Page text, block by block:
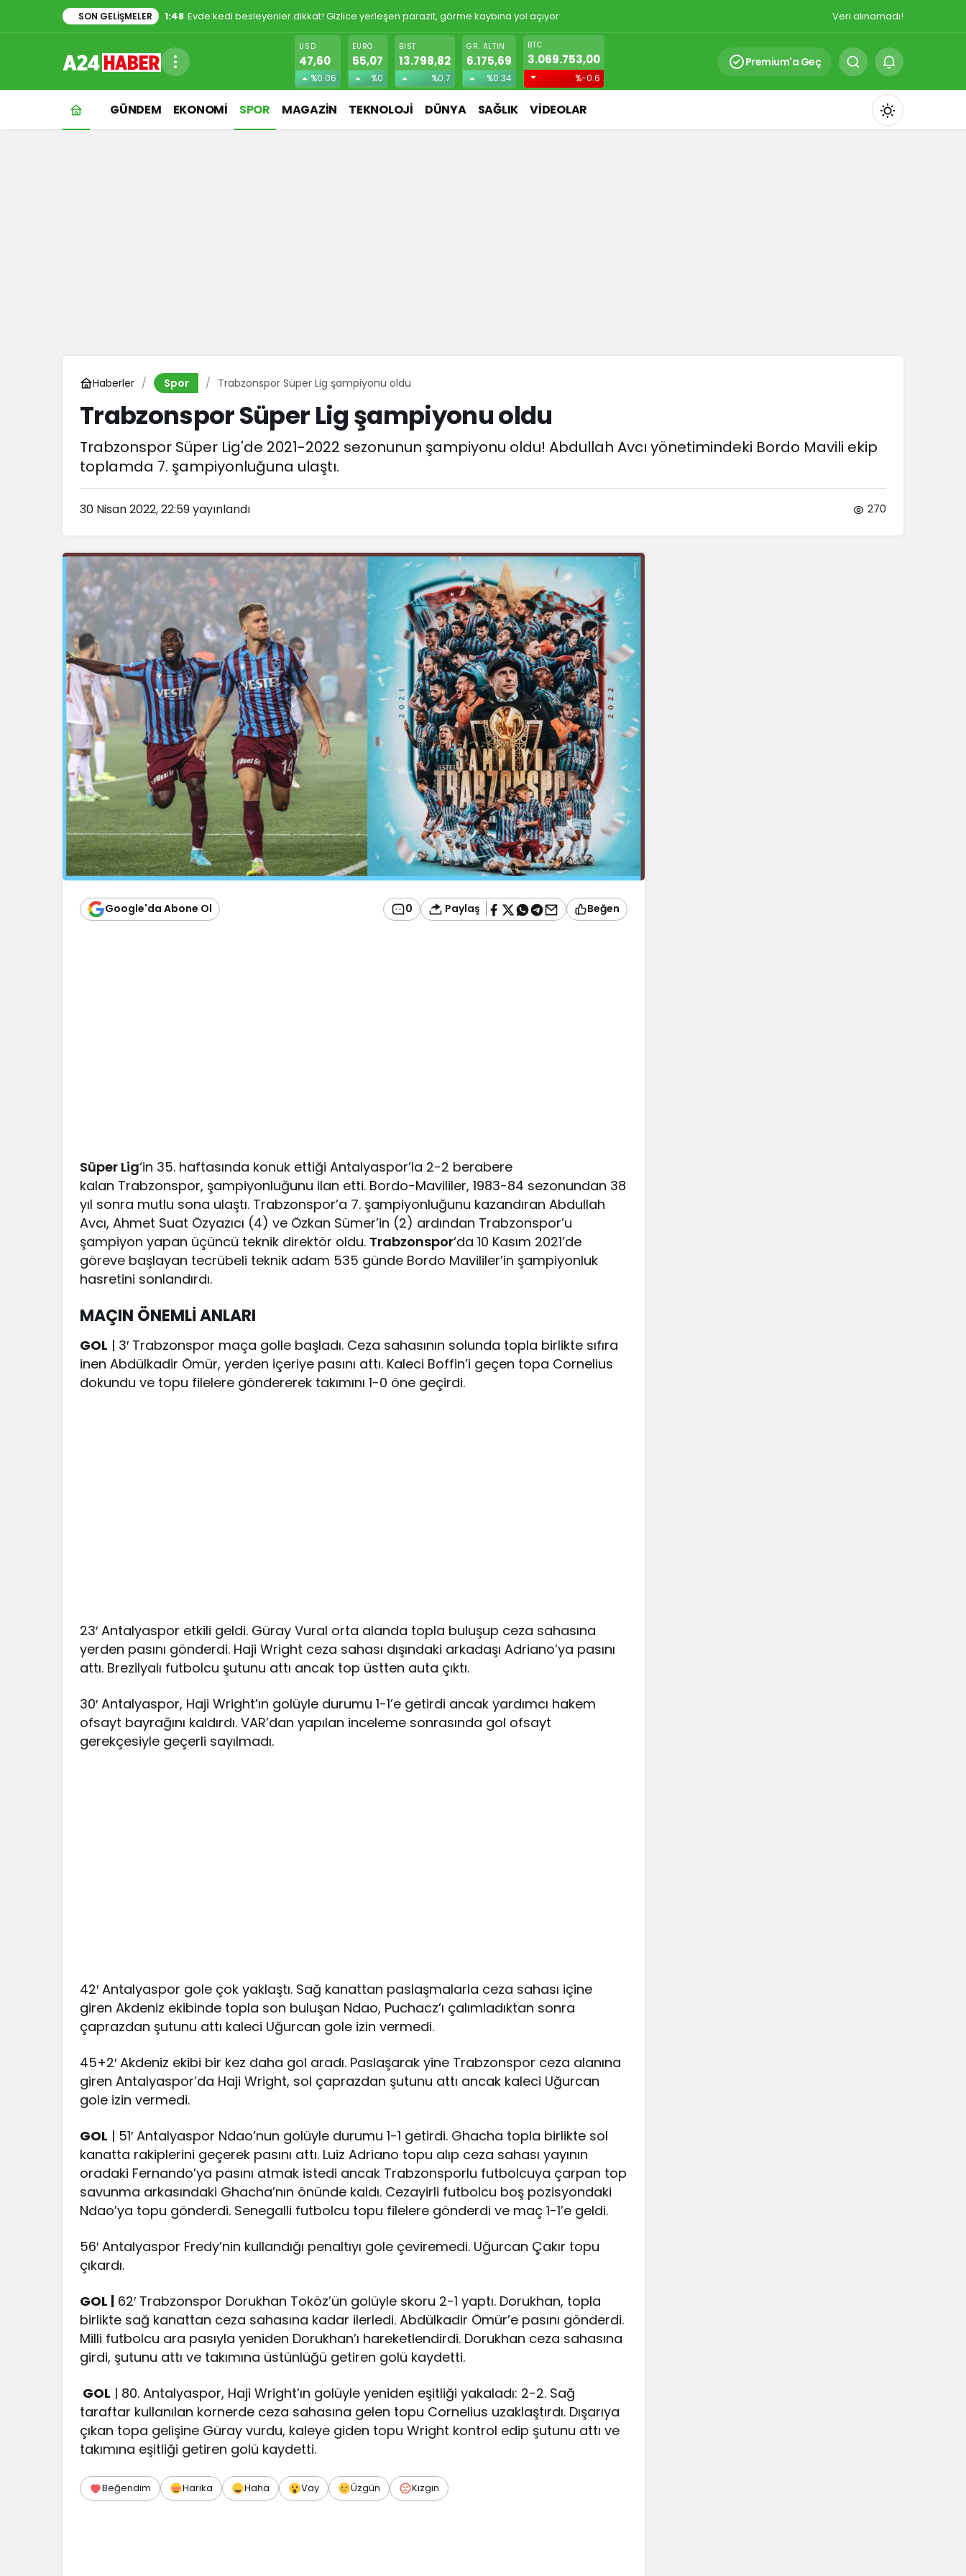
SON GELIŞMELER 1:48 Evde kedi besleyenler dikkat! Gizlice yerleşen parazit, görme kaybına yol açıyor Veri alınamadı!
USD
47,60
%0.06
EURO
55,07
%0
BIST
13.798,82
%0.7
GR. ALTIN
6.175,69
%0.34
BTC
3.069.753,00
%-0.6
Premium'a Geç
GÜNDEM EKONOMİ SPOR MAGAZİN TEKNOLOJİ DÜNYA SAĞLIK VİDEOLAR
Mod
Haberler Spor Trabzonspor Süper Lig şampiyonu oldu
Trabzonspor Süper Lig şampiyonu oldu
Trabzonspor Süper Lig'de 2021-2022 sezonunun şampiyonu oldu! Abdullah Avcı yönetimindeki Bordo Mavili ekip
toplamda 7. şampiyonluğuna ulaştı.
30 Nisan 2022, 22:59yayınlandı 270
Google'da Abone Ol 0 Paylaş Beğen
Süper Lig‘in 35. haftasında konuk ettiği Antalyaspor’la 2-2 berabere
kalan Trabzonspor, şampiyonluğunu ilan etti. Bordo-Mavililer, 1983-84 sezonundan 38
yıl sonra mutlu sona ulaştı. Trabzonspor’a 7. şampiyonluğunu kazandıran Abdullah
Avcı, Ahmet Suat Özyazıcı (4) ve Özkan Sümer’in (2) ardından Trabzonspor’u
şampiyon yapan üçüncü teknik direktör oldu. Trabzonspor‘da 10 Kasım 2021’de
göreve başlayan tecrübeli teknik adam 535 günde Bordo Mavililer’in şampiyonluk
hasretini sonlandırdı.
MAÇIN ÖNEMLİ ANLARI
GOL | 3′ Trabzonspor maça golle başladı. Ceza sahasının solunda topla birlikte sıfıra
inen Abdülkadir Ömür, yerden içeriye pasını attı. Kaleci Boffin’i geçen topa Cornelius
dokundu ve topu filelere göndererek takımını 1-0 öne geçirdi.
23′ Antalyaspor etkili geldi. Güray Vural orta alanda topla buluşup ceza sahasına
yerden pasını gönderdi. Haji Wright ceza sahası dışındaki arkadaşı Adriano’ya pasını
attı. Brezilyalı futbolcu şutunu attı ancak top üstten auta çıktı.
30′ Antalyaspor, Haji Wright’ın golüyle durumu 1-1’e getirdi ancak yardımcı hakem
ofsayt bayrağını kaldırdı. VAR’dan yapılan inceleme sonrasında gol ofsayt
gerekçesiyle geçerli sayılmadı.
42′ Antalyaspor gole çok yaklaştı. Sağ kanattan paslaşmalarla ceza sahası içine
giren Akdeniz ekibinde topla son buluşan Ndao, Puchacz’ı çalımladıktan sonra
çaprazdan şutunu attı kaleci Uğurcan gole izin vermedi.
45+2′ Akdeniz ekibi bir kez daha gol aradı. Paslaşarak yine Trabzonspor ceza alanına
giren Antalyaspor’da Haji Wright, sol çaprazdan şutunu attı ancak kaleci Uğurcan
gole izin vermedi.
GOL | 51′ Antalyaspor Ndao’nun golüyle durumu 1-1 getirdi. Ghacha topla birlikte sol
kanatta rakiplerini geçerek pasını attı. Luiz Adriano topu alıp ceza sahası yayının
oradaki Fernando’ya pasını atmak istedi ancak Trabzonsporlu futbolcuya çarpan top
savunma arkasındaki Ghacha’nın önünde kaldı. Cezayirli futbolcu boş pozisyondaki
Ndao’ya topu gönderdi. Senegalli futbolcu topu filelere gönderdi ve maç 1-1’e geldi.
56′ Antalyaspor Fredy’nin kullandığı penaltıyı gole çeviremedi. Uğurcan Çakır topu
çıkardı.
GOL | 62′ Trabzonspor Dorukhan Toköz’ün golüyle skoru 2-1 yaptı. Dorukhan, topla
birlikte sağ kanattan ceza sahasına kadar ilerledi. Abdülkadir Ömür’e pasını gönderdi.
Milli futbolcu ara pasıyla yeniden Dorukhan’ı hareketlendirdi. Dorukhan ceza sahasına
girdi, şutunu attı ve takımına üstünlüğü getiren golü kaydetti.
GOL | 80. Antalyaspor, Haji Wright’ın golüyle yeniden eşitliği yakaladı: 2-2. Sağ
taraftar kullanılan kornerde ceza sahasına gelen topu Cornelius uzaklaştırdı. Dışarıya
çıkan topa gelişine Güray vurdu, kaleye giden topu Wright kontrol edip şutunu attı ve
takımına eşitliği getiren golü kaydetti.
Beğendim Harika Haha Vay Üzgün Kızgın